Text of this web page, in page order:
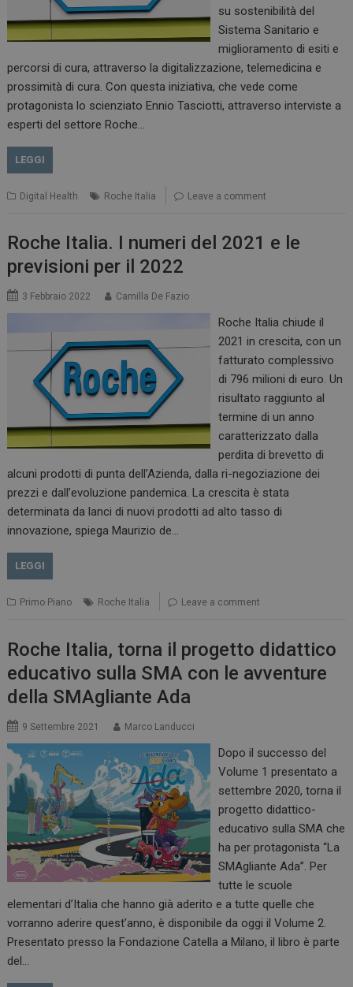
su sostenibilità del
Sistema Sanitario e
miglioramento di esiti e
percorsi di cura, attraverso la digitalizzazione, telemedicina e
prossimità di cura. Con questa iniziativa, che vede come
protagonista lo scienziato Ennio Tasciotti, attraverso interviste a
esperti del settore Roche…
LEGGI
Digital Health Roche Italia Leave a comment
Roche Italia. I numeri del 2021 e le
previsioni per il 2022
3 Febbraio 2022 Camilla De Fazio
Roche Italia chiude il
2021 in crescita, con un
fatturato complessivo
di 796 milioni di euro. Un
risultato raggiunto al
termine di un anno
caratterizzato dalla
perdita di brevetto di
alcuni prodotti di punta dell’Azienda, dalla ri-negoziazione dei
prezzi e dall’evoluzione pandemica. La crescita è stata
determinata da lanci di nuovi prodotti ad alto tasso di
innovazione, spiega Maurizio de…
LEGGI
Primo Piano Roche Italia Leave a comment
Roche Italia, torna il progetto didattico
educativo sulla SMA con le avventure
della SMAgliante Ada
9 Settembre 2021 Marco Landucci
Dopo il successo del
Volume 1 presentato a
settembre 2020, torna il
progetto didattico-
educativo sulla SMA che
ha per protagonista “La
SMAgliante Ada”. Per
tutte le scuole
elementari d’Italia che hanno già aderito e a tutte quelle che
vorranno aderire quest’anno, è disponibile da oggi il Volume 2.
Presentato presso la Fondazione Catella a Milano, il libro è parte
del…
PHPSESSID
PHP.net
www.dailyhealthindustry.it
Sessione
tracking-sites-
ironfish-session-id
www.dailyhealthindustry.it
settimane
ARRAffinity
Microsoft Corporation
.www.dailyhealthindustry.it
Sessione
_ga_Z2VT792F98
tracking-sites-
ironfish-tracking-
enable
www.dailyhealthindustry.it
settimane
2 giorni
CookieScript
www.dailyhealthindustry.it
settimane